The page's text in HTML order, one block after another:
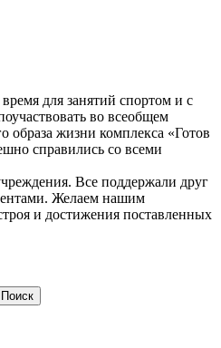
для занятий спортом и с
во всеобщем
образа жизни комплекса «Готов
справились со всеми
Все поддержали друг
Желаем нашим
и достижения поставленных